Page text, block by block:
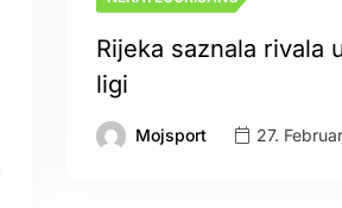
Rijeka saznala rivala
ligi
Mojsport 27.